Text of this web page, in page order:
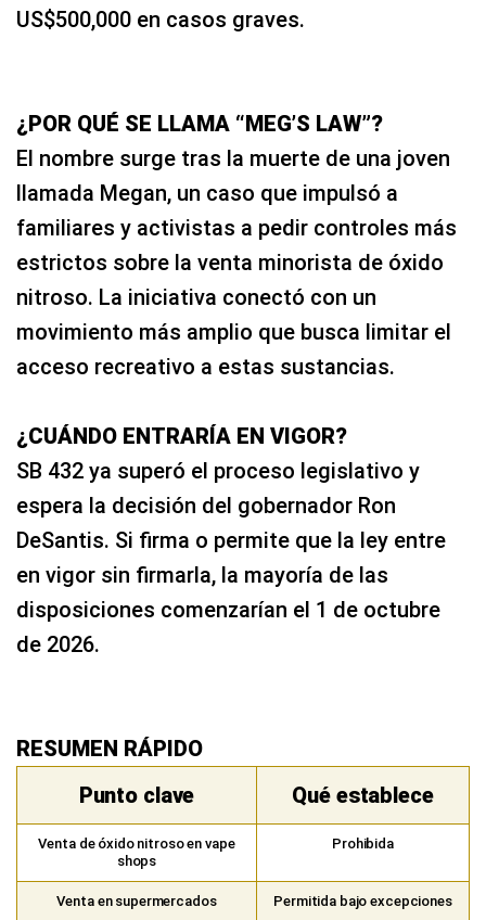
US$500,000 en casos graves.
¿POR QUÉ SE LLAMA “MEG’S LAW”?
El nombre surge tras la muerte de una joven
llamada Megan, un caso que impulsó a
familiares y activistas a pedir controles más
estrictos sobre la venta minorista de óxido
nitroso. La iniciativa conectó con un
movimiento más amplio que busca limitar el
acceso recreativo a estas sustancias.
¿CUÁNDO ENTRARÍA EN VIGOR?
SB 432 ya superó el proceso legislativo y
espera la decisión del gobernador Ron
DeSantis. Si firma o permite que la ley entre
en vigor sin firmarla, la mayoría de las
disposiciones comenzarían el 1 de octubre
de 2026.
RESUMEN RÁPIDO
Punto clave
Qué establece
Venta de óxido nitroso en vape
shops
Prohibida
Venta en supermercados Permitida bajo excepciones